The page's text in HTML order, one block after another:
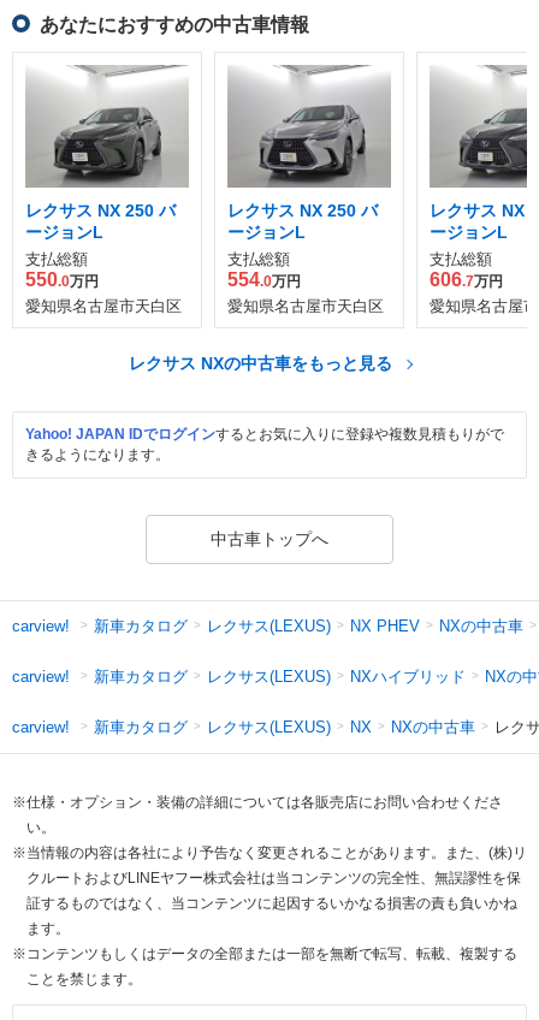
あなたにおすすめの中古車情報
レクサス NX 250 バ
ージョンL
支払総額
550.0万円
愛知県名古屋市天白区
レクサス NX 250 バ
ージョンL
支払総額
554.0万円
愛知県名古屋市天白区
レクサス NX
ージョンL
支払総額
606.7万円
愛知県名古屋
レクサス NXの中古車をもっと見る
Yahoo! JAPAN IDでログインするとお気に入りに登録や複数見積もりがで
きるようになります。
中古車トップへ
carview! 新車カタログ レクサス(LEXUS) NX PHEV NXの中古車
carview! 新車カタログ レクサス(LEXUS) NXハイブリッド NXの
carview! 新車カタログ レクサス(LEXUS) NX NXの中古車 レク
※仕様・オプション・装備の詳細については各販売店にお問い合わせくださ
い。
※当情報の内容は各社により予告なく変更されることがあります。また、(株)リ
クルートおよびLINEヤフー株式会社は当コンテンツの完全性、無誤謬性を保
証するものではなく、当コンテンツに起因するいかなる損害の責も負いかね
ます。
※コンテンツもしくはデータの全部または一部を無断で転写、転載、複製する
ことを禁じます。